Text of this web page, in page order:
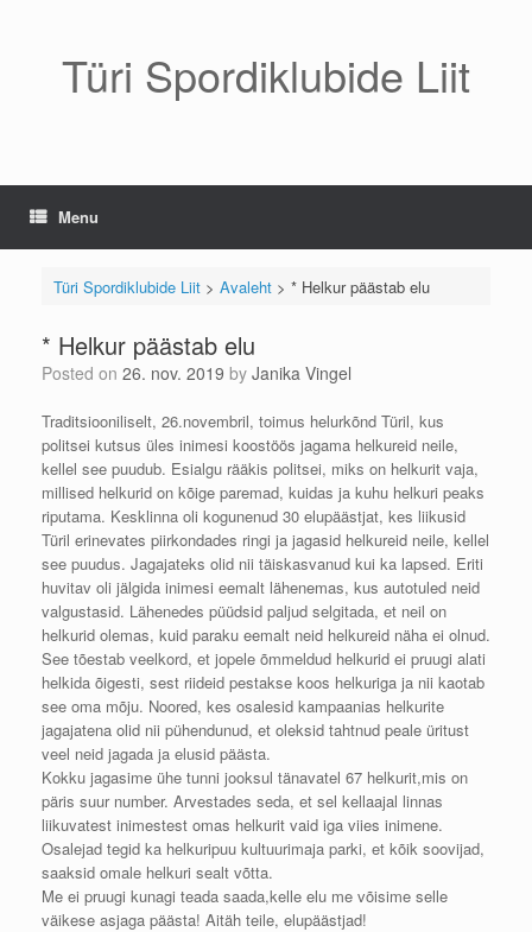
Türi Spordiklubide Liit
Menu
Türi Spordiklubide Liit> Avaleht> * Helkur päästab elu
* Helkur päästab elu
Posted on 26. nov. 2019 by Janika Vingel
Traditsiooniliselt, 26.novembril, toimus helurkõnd Türil, kus
politsei kutsus üles inimesi koostöös jagama helkureid neile,
kellel see puudub. Esialgu rääkis politsei, miks on helkurit vaja,
millised helkurid on kõige paremad, kuidas ja kuhu helkuri peaks
riputama. Kesklinna oli kogunenud 30 elupäästjat, kes liikusid
Türil erinevates piirkondades ringi ja jagasid helkureid neile, kellel
see puudus. Jagajateks olid nii täiskasvanud kui ka lapsed. Eriti
huvitav oli jälgida inimesi eemalt lähenemas, kus autotuled neid
valgustasid. Lähenedes püüdsid paljud selgitada, et neil on
helkurid olemas, kuid paraku eemalt neid helkureid näha ei olnud.
See tõestab veelkord, et jopele õmmeldud helkurid ei pruugi alati
helkida õigesti, sest riideid pestakse koos helkuriga ja nii kaotab
see oma mõju. Noored, kes osalesid kampaanias helkurite
jagajatena olid nii pühendunud, et oleksid tahtnud peale üritust
veel neid jagada ja elusid päästa.
Kokku jagasime ühe tunni jooksul tänavatel 67 helkurit,mis on
päris suur number. Arvestades seda, et sel kellaajal linnas
liikuvatest inimestest omas helkurit vaid iga viies inimene.
Osalejad tegid ka helkuripuu kultuurimaja parki, et kõik soovijad,
saaksid omale helkuri sealt võtta.
Me ei pruugi kunagi teada saada,kelle elu me võisime selle
väikese asjaga päästa! Aitäh teile, elupäästjad!